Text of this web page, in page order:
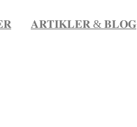
𝐀𝐑𝐓𝐈𝐊𝐋𝐄𝐑 & 𝐁𝐋𝐎𝐆